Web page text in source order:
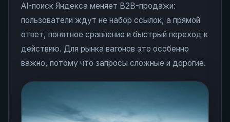
AI-поиск Яндекса меняет B2B-продажи:
пользователи ждут не набор ссылок, а прямой
ответ, понятное сравнение и быстрый переход к
действию. Для рынка вагонов это особенно
важно, потому что запросы сложные и дорогие.